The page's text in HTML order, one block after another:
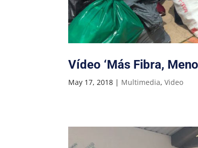
Vídeo ‘Más Fibra,
May 17, 2018 | Multimedia,Video